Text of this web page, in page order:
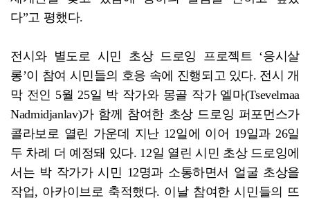
다”고 평했다.
전시와 별도로 시민 초상 드로잉 프로젝트 ‘응시살
롱’이 참여 시민들의 호응 속에 진행되고 있다. 전시 개
막 전인 5월 25일 박 작가와 몽골 작가 엘마(Tsevelmaa
Nadmidjanlav)가 함께 참여한 초상 드로잉 퍼포먼스가
콜라보로 열린 가운데 지난 12일에 이어 19일과 26일
두 차례 더 예정돼 있다. 12일 열린 시민 초상 드로잉에
서는 박 작가가 시민 12명과 소통하면서 얼굴 초상을
작업, 아카이브로 축적했다. 이날 참여한 시민들의 뜨